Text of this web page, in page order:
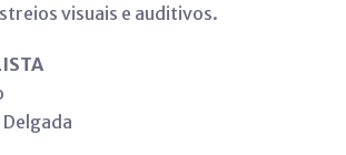
visuais e auditivos.